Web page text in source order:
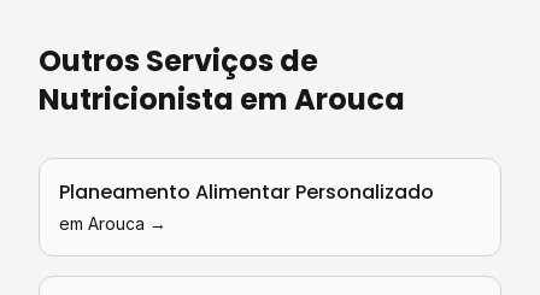
Outros Serviços de
Nutricionista emArouca
Planeamento Alimentar Personalizado
em Arouca →